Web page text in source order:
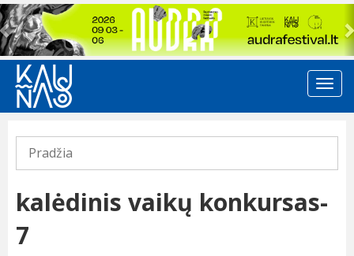
Previous
Pradžia
kalėdinis vaikų konkursas-
7